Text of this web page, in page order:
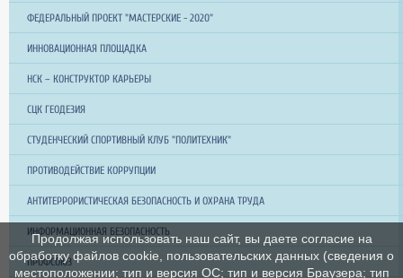
ФЕДЕРАЛЬНЫЙ ПРОЕКТ "МАСТЕРСКИЕ - 2020"
ИННОВАЦИОННАЯ ПЛОЩАДКА
НСК – КОНСТРУКТОР КАРЬЕРЫ
СЦК ГЕОДЕЗИЯ
СТУДЕНЧЕСКИЙ СПОРТИВНЫЙ КЛУБ "ПОЛИТЕХНИК"
ПРОТИВОДЕЙСТВИЕ КОРРУПЦИИ
АНТИТЕРРОРИСТИЧЕСКАЯ БЕЗОПАСНОСТЬ И ОХРАНА ТРУДА
ИНФОРМАЦИОННАЯ БЕЗОПАСНОСТЬ
ПРОФСОЮЗ
Продолжая использовать наш сайт, вы даете согласие на
обработку файлов cookie, пользовательских данных (сведения о
местоположении; тип и версия ОС; тип и версия Браузера; тип